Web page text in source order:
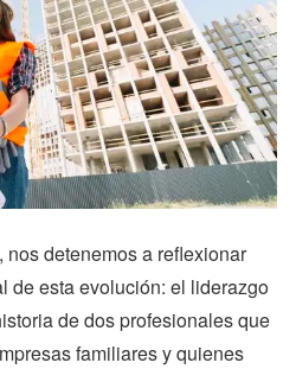
detenemos a reflexionar
de esta evolución: el liderazgo
de dos profesionales que
familiares y quienes